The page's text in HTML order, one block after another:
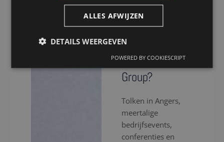
Waarom kiezen
voor een tolk
in Angers via
The Presence
Group?
Tolken in Angers,
meertalige
bedrijfsevents,
conferenties en
ALLES AFWIJZEN
DETAILS WEERGEVEN
POWERED BY COOKIESCRIPT